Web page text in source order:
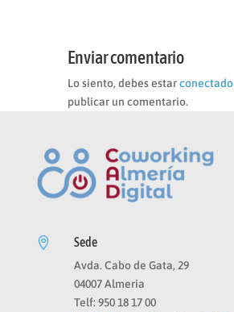
Enviar comentario
Lo siento, debes estarconectado
publicar un comentario.
 Sede
Avda. Cabo de Gata, 29
04007 Almería
Telf: 950 18 17 00